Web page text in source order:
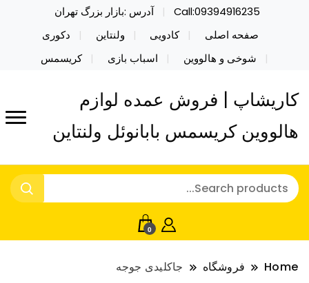
Call:09394916235
آدرس :بازار بزرگ تهران
صفحه اصلی
کادویی ولنتاین
دکوری
شوخی و هالووین
اسباب بازی کریسمس
کاریشاپ | فروش عمده لوازم
هالووین کریسمس بابانوئل ولنتاین
0
Home فروشگاه جاکلیدی جوجه